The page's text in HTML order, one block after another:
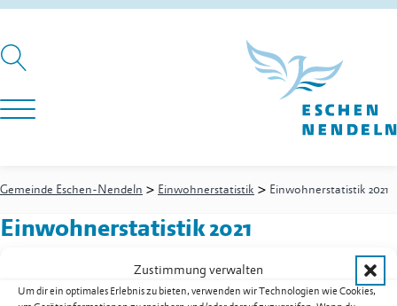
Zustimmung verwalten
Um dir ein optimales Erlebnis zu bieten, verwenden wir Technologien wie Cookies,
Gemeinde Eschen-Nendeln > Einwohnerstatistik > Einwohnerstatistik 2021
Einwohnerstatistik 2021
Einwohnerstatistik 2021 als PDF herunterladen